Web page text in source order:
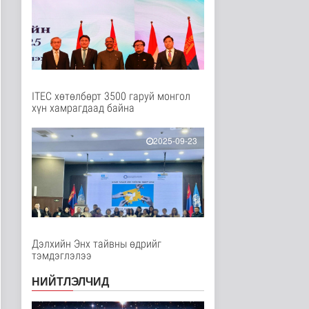
5 цаг 50 минутын өмнө
Ерөнхий сайд БНХАУ-
аас сар бүр 12-15
мянган тонн..
5 цаг 56 минутын өмнө
олговрын асуудлыг
хуулийн..
Нийгэм
5 цаг 58 минутын өмнө
Бамбай хоншоорт
могойд хатгуулахаас
сэрэмжлээрэй
7 цаг 6 минутын өмнө
эмнэлгийн салбарын
өрсөлдөх чадва..
Нийгэм
ITEC хөтөлбөрт 3500 гаруй монгол
хүн хамрагдаад байна
2025-09-23
Дэлхийн Энх тайвны өдрийг
тэмдэглэлээ
НИЙТЛЭЛЧИД